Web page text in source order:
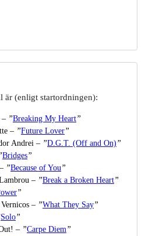
är (enligt startordningen):
– ”Breaking My Heart”
– ”Future Lover”
Andrei – ”D.G.T. (Off and On) ”
Bridges”
”Because of You”
– ”Break a Broken Heart”
”
– ”What They Say”
Solo”
– ”Carpe Diem”